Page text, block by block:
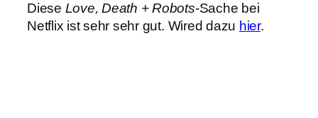
Diese Love, Death + Robots-Sache bei
Netflix ist sehr sehr gut. Wired dazu hier.